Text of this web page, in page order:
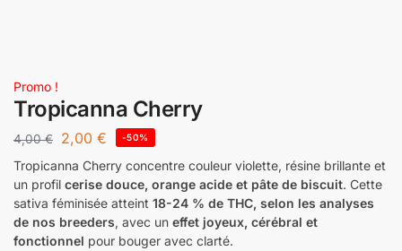
Promo !
Tropicanna Cherry
4,00€ 2,00 € -50%
Tropicanna Cherry concentre couleur violette, résine brillante et
un profil cerise douce, orange acide et pâte de biscuit. Cette
sativa féminisée atteint 18-24 % de THC, selon les analyses
de nos breeders, avec un effet joyeux, cérébral et
fonctionnel pour bouger avec clarté.